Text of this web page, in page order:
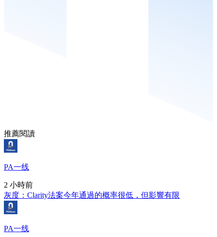
推薦閱讀
PA一线
2 小時前
灰度：Clarity法案今年通過的概率很低，但影響有限
PA一线